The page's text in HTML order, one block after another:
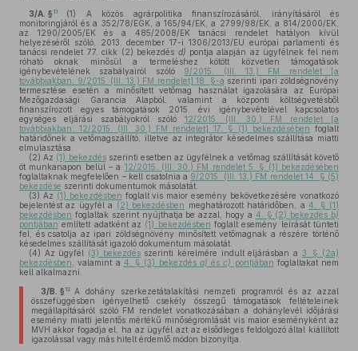
3/A. § 11 (1)
A közös agrárpolitika finanszírozásáról, irányításáról és
monitoringjáról és a 352/78/EGK, a 165/94/EK, a 2799/98/EK, a 814/2000/EK,
az 1290/2005/EK és a 485/2008/EK tanácsi rendelet hatályon kívül
helyezéséről szóló, 2013. december 17-i 1306/2013/EU európai parlamenti és
tanácsi rendelet 77. cikk (2) bekezdés d) pontja alapján az ügyfélnek fel nem
róható oknak minősül a termeléshez kötött közvetlen támogatások
igénybevételének szabályairól szóló 9/2015. (III. 13.) FM rendelet [a
továbbiakban: 9/2015. (III. 13.) FM rendelet] 18. §-a szerinti ipari zöldségnövény
termesztése esetén a minősített vetőmag használat igazolására az Európai
Mezőgazdasági Garancia Alapból, valamint a központi költségvetésből
finanszírozott egyes támogatások 2015. évi igénybevételével kapcsolatos
egységes eljárási szabályokról szóló 12/2015. (III. 30.) FM rendelet [a
továbbiakban: 12/2015. (III. 30.) FM rendelet] 17. § (1) bekezdésében foglalt
határidőnek a vetőmagszállító, illetve az integrátor késedelmes szállítása miatti
elmulasztása.
(2) Az (1) bekezdésszerinti esetben az ügyfélnek a vetőmag szállítását követő
öt munkanapon belül – a 12/2015. (III. 30.) FM rendelet 5. § (1) bekezdésében
foglaltaknak megfelelően – kell csatolnia a 9/2015. (III. 13.) FM rendelet 14. § (5)
bekezdése szerinti dokumentumok másolatát.
(3) Az (1) bekezdésben foglalt vis maior esemény bekövetkezésére vonatkozó
bejelentést az ügyfél a (2) bekezdésben meghatározott határidőben, a4. § (1)
bekezdésben foglaltak szerint nyújthatja be azzal, hogy a 4. § (2) bekezdésb)
pontjában említett adatként az (1) bekezdésben foglalt esemény leírását tünteti
fel, és csatolja az ipari zöldségnövény minősített vetőmagnak a részére történő
késedelmes szállítását igazoló dokumentum másolatát.
(4) Az ügyfél (3) bekezdésszerinti kérelmére indult eljárásban a 3. § (2a)
bekezdésben , valamint a 4. § (3) bekezdés a) ésc) pontjában foglaltakat nem
kell alkalmazni.
3/B. § 12
A dohány szerkezetátalakítási nemzeti programról és az azzal
összefüggésben igényelhető csekély összegű támogatások feltételeinek
megállapításáról szóló FM rendelet vonatkozásában a dohánylevél időjárási
esemény miatti jelentős mértékű minőségromlását vis maior eseményként az
MVH akkor fogadja el, ha az ügyfél azt az elsődleges feldolgozó által kiállított
igazolással vagy más hitelt érdemlő módon bizonyítja.